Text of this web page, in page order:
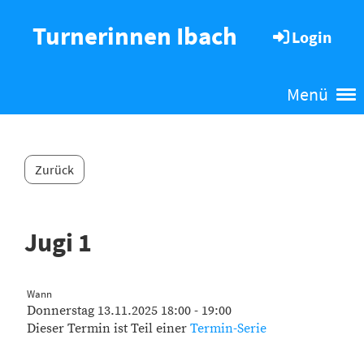
Turnerinnen Ibach Login
Menü
Zurück
Jugi 1
Wann
Donnerstag 13.11.2025 18:00 - 19:00
Dieser Termin ist Teil einer Termin-Serie